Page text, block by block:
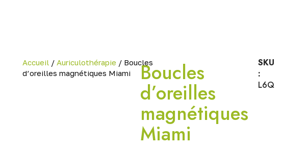
Accueil / Auriculothérapie / Boucles
d’oreilles magnétiques Miami
Boucles
d’oreilles
magnétiques
Miami
SKU
:
L6Q